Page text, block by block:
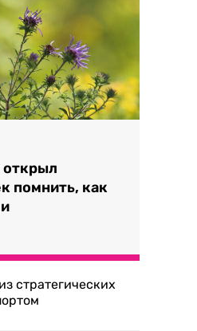
помнить, как
стратегических